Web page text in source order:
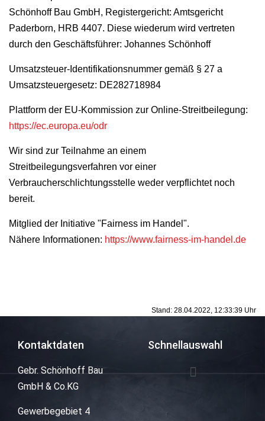
Schönhoff Bau GmbH, Registergericht: Amtsgericht
Paderborn, HRB 4407. Diese wiederum wird vertreten
durch den Geschäftsführer: Johannes Schönhoff
Umsatzsteuer-Identifikationsnummer gemäß § 27 a
Umsatzsteuergesetz: DE282718984
Plattform der EU-Kommission zur Online-Streitbeilegung:
https://ec.europa.eu/odr
Wir sind zur Teilnahme an einem
Streitbeilegungsverfahren vor einer
Verbraucherschlichtungsstelle weder verpflichtet noch
bereit.
Mitglied der Initiative "Fairness im Handel".
Nähere Informationen: https://www.fairness-im-handel.de
Stand: 28.04.2022, 12:33:39 Uhr
Kontaktdaten
Gebr. Schönhoff Bau
GmbH & Co.KG
Gewerbegebiet 4
Schnellauswahl